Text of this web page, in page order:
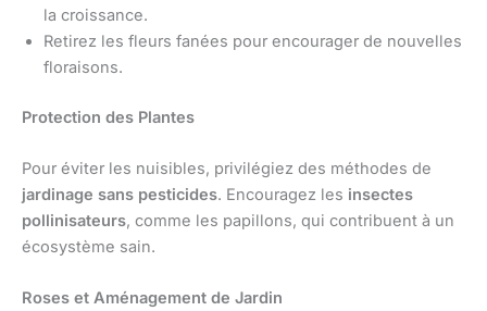
la croissance.
Retirez les fleurs fanées pour encourager de nouvelles
floraisons.
Protection des Plantes
Pour éviter les nuisibles, privilégiez des méthodes de
jardinage sans pesticides. Encouragez les insectes
pollinisateurs, comme les papillons, qui contribuent à un
écosystème sain.
Roses et Aménagement de Jardin